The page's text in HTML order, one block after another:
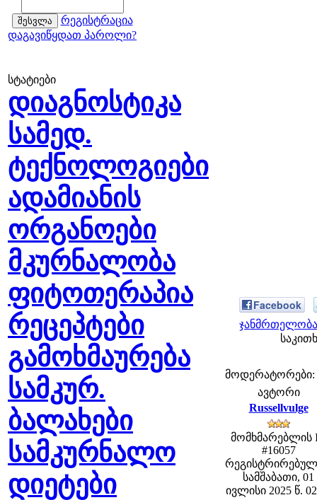
რეგისტრაცია
დაგავიწყდათ პაროლი?
სტატიები
დიაგნოსტიკა
სამედ.
ტექნოლოგიები
ადამიანის
ორგანოები
მკურნალობა
ფიტოთერაპია
რეცეპტები
გამოხმაურება
სამკურ.
ბალახები
სამკურნალო
დიეტები
Facebook
მოდერატორები:
ავტორი
Russellvulge
მომხმარებლის
#16057
სამშაბათი, 01
ივლისი 2025 წ.